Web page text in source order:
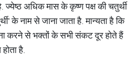
ज्येष्ठ अधिक मास के कृष्ण पक्ष की चतुर्थी
के नाम से जाना जाता है. मान्यता है कि
करने से भक्तों के सभी संकट दूर होते हैं
है.